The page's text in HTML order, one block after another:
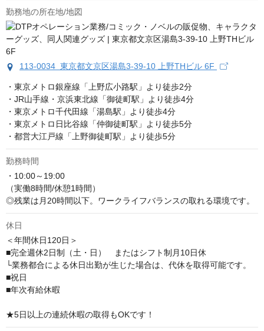
勤務地の所在地/地図
113-0034 東京都文京区湯島3-39-10 上野THビル 6F
・東京メトロ銀座線「上野広小路駅」より徒歩2分
・JR山手線・京浜東北線「御徒町駅」より徒歩4分
・東京メトロ千代田線「湯島駅」より徒歩4分
・東京メトロ日比谷線「仲御徒町駅」より徒歩5分
・都営大江戸線「上野御徒町駅」より徒歩5分
勤務時間
・10:00～19:00
（実働8時間/休憩1時間）
◎残業は月20時間以下。ワークライフバランスの取れる環境です。
休日
＜年間休日120日＞
■完全週休2日制（土・日）　またはシフト制月10日休
└業務都合による休日出勤が生じた場合は、代休を取得可能です。
■祝日
■年次有給休暇
★5日以上の連続休暇の取得もOKです！